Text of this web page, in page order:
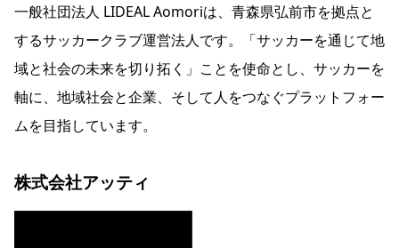
一般社団法人 LIDEAL Aomoriは、青森県弘前市を拠点と
するサッカークラブ運営法人です。「サッカーを通じて地
域と社会の未来を切り拓く」ことを使命とし、サッカーを
軸に、地域社会と企業、そして人をつなぐプラットフォー
ムを目指しています。
株式会社アッティ